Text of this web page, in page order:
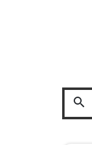
search